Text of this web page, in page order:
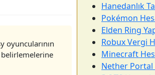
oyuncularının
Hanedanlık
Pokémon
Elden Ring
Robux Vergi
Minecraft
Nether Portal